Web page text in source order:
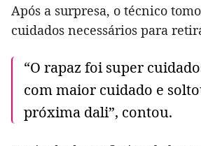
Após a surpresa, o técnico
cuidados necessários para
“O rapaz foi super
com maior cuidado e
próxima dali”, contou.